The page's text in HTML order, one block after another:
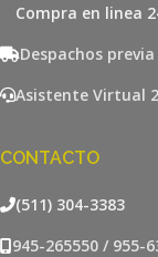
Compra en linea
Despachos
Asistente Virtual
CONTACTO
(511) 304-3383
945-265550 / 955-